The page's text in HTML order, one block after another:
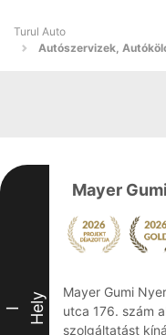
Turul Auto
Autószervizek,
I Hely
Mayer Gumi
Mayer Gumi
utca 176. szám
szolgáltatást